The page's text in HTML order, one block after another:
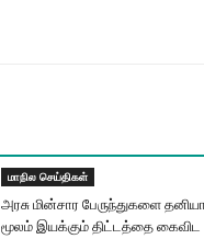
மாநில செய்திகள்
அரசு மின்சார பேருந்துகளை
மூலம் இயக்கும் திட்டத்தை கைவிட